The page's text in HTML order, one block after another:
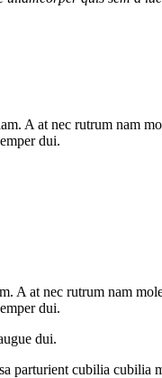
A at nec rutrum nam
dui.
at nec rutrum nam
dui.
dui.
parturient cubilia cubilia